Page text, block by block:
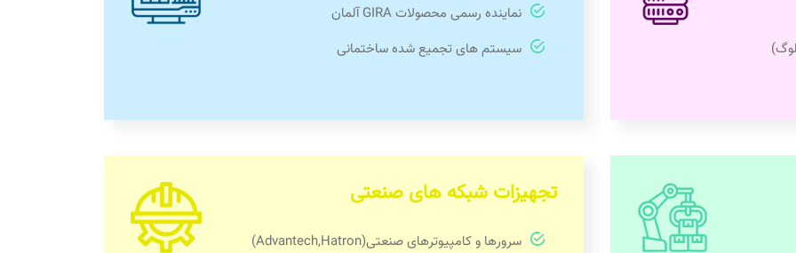
نماینده رسمی محصولات GIRA آلمان
سیستم های تجمیع شده ساختمانی
تجهیزات شبکه های صنعتی
سرورها و کامپیوترهای صنعتی(Advantech,Hatron)